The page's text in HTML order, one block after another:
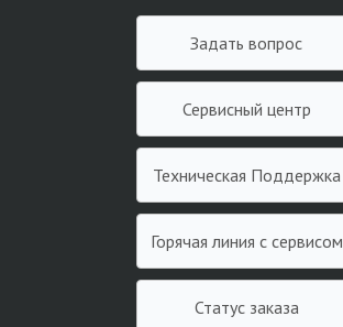
Задать вопрос
Сервисный центр
Техническая Поддержка
Горячая линия с сервисом
Статус заказа